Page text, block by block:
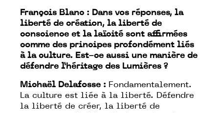
François Blanc : Dans vos réponses, la
liberté de création, la liberté de
conscience et la laïcité sont affirmées
comme des principes profondément liés
à la culture. Est-ce aussi une manière de
défendre l’héritage des Lumières ?
Michaël Delafosse : Fondamentalement.
La culture est liée à la liberté. Défendre
la liberté de créer, la liberté de